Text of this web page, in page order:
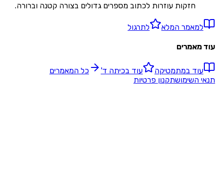
חזקות עוזרות לכתוב מספרים גדולים בצורה קטנה וברורה.
המלא לתרגול
במתמטיקה עוד בכיתה ד'
כל המאמרים
תקנון פרטיות